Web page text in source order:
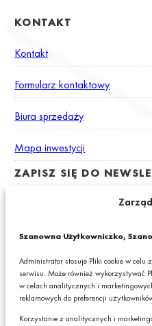
Szanowna Użytkowniczko,
Administrator stosuje Pliki cookie w celu
serwisu. Może również wykorzystywać
w celach analitycznych i
reklamowych do preferencji
Korzystanie z analitycznych i
KONTAKT
Kontakt
Formularz kontaktowy
Biura sprzedaży
Mapa inwestycji
ZAPISZ SIĘ DO
adres e-mail newslettera z
produktach lub usługach
* Pola obowiązkowe
Podając swój adres e-mail wyrażasz
produktach lub usługach GRANIT S.A.